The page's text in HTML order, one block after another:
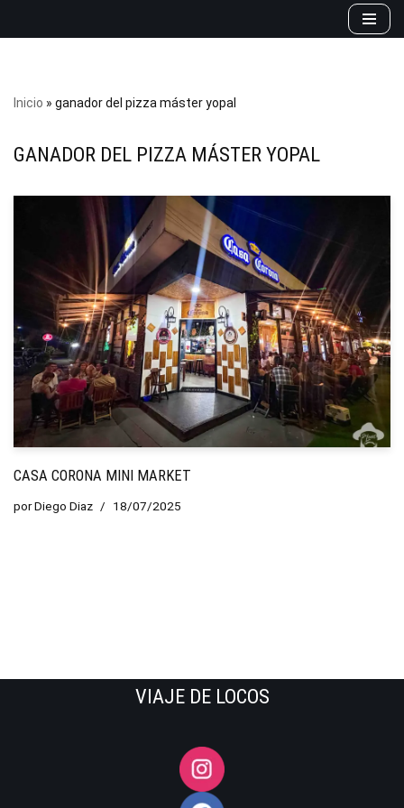
Inicio » ganador del pizza máster yopal
GANADOR DEL PIZZA MÁSTER YOPAL
CASA CORONA MINI MARKET
porDiego Diaz 18/07/2025
VIAJE DE LOCOS